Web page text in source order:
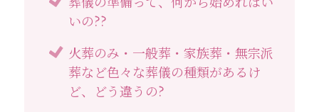
いの??
火葬のみ・一般葬・家族葬・無宗派
葬など色々な葬儀の種類があるけ
ど、どう違うの?